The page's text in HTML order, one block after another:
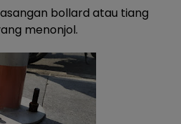
bollard atau tiang
menonjol.